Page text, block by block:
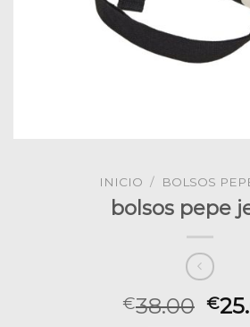
INICIO / BOLSOS
bolsos pepe
€38.00 €